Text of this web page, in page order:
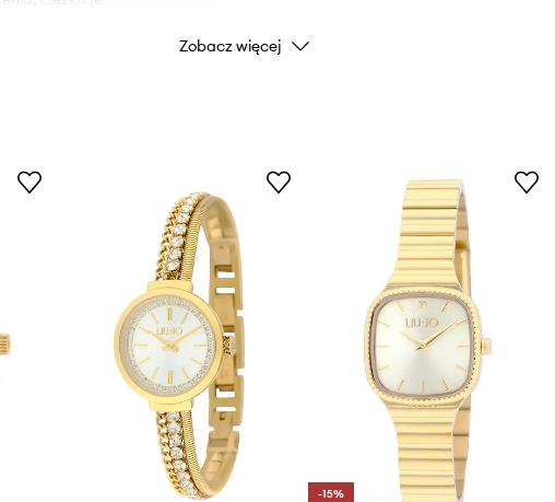
Kolor producenta
Zobacz więcej
-15%